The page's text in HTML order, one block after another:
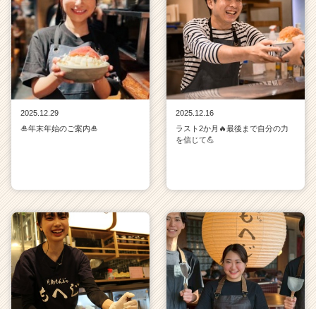
そ
の
の
イ
ム
ャ
ー・
成
長
企
業
か
2025.12.29
🎍年末年始のご案内🎍
2025.12.16
ラスト2か月🔥最後まで自分の力
を信じて💪